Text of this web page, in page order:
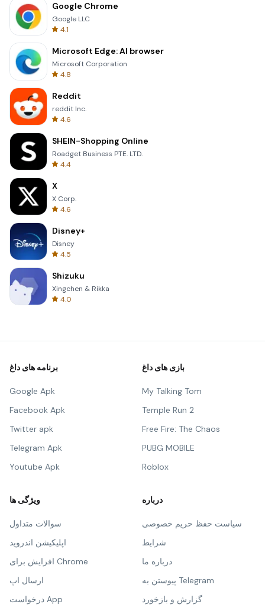
Google Chrome
Google LLC
4.1
Microsoft Edge: AI browser
Microsoft Corporation
4.8
Reddit
reddit Inc.
4.6
SHEIN-Shopping Online
Roadget Business PTE. LTD.
4.4
X
X Corp.
4.6
Disney+
Disney
4.5
Shizuku
Xingchen & Rikka
4.0
برنامه های داغ
Google Apk
Facebook Apk
Twitter apk
Telegram Apk
Youtube Apk
بازی های داغ
My Talking Tom
Temple Run 2
Free Fire: The Chaos
PUBG MOBILE
Roblox
ویژگی ها
سوالات متداول
اپلیکیشن اندروید
افزایش برای Chrome
ارسال اپ
درخواست App
درباره
سیاست حفظ حریم خصوصی
شرایط
درباره ما
پیوستن به Telegram
گزارش و بازخورد